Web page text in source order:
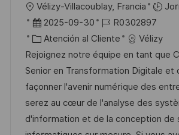
U
b
c
a
c
i
ó
Vélizy-Villacoublay, Francia
F
e
c
h
a
d
e
2025-09-30
I
D
d
e
e
m
p
R0302897
C
a
t
e
g
o
Atención al Cliente
Vélizy
Rejoignez notre équipe en tant que
Senior en Transformation Digitale et
façonner l'avenir numérique des
serez au cœur de l'analyse des
d'information et de la conception de